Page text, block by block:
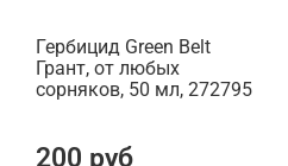
Гербицид Green Belt
Грант, от любых
сорняков, 50 мл, 272795
200 руб